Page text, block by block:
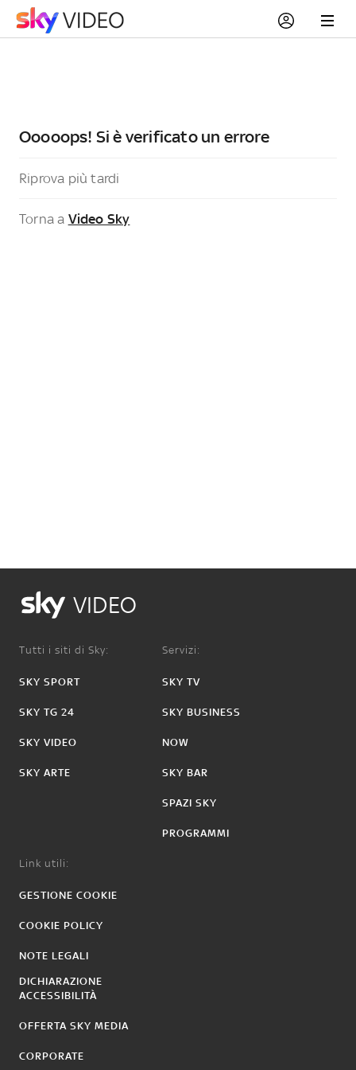
Ooooops! Si è verificato un errore
Riprova più tardi
Torna a Video Sky
VIDEO
Tutti i siti di Sky:
SKY SPORT
SKY TG 24
SKY VIDEO
SKY ARTE
Servizi:
SKY TV
SKY BUSINESS
NOW
SKY BAR
SPAZI SKY
PROGRAMMI
Link utili:
GESTIONE COOKIE
COOKIE POLICY
NOTE LEGALI
DICHIARAZIONE
ACCESSIBILITÀ
OFFERTA SKY MEDIA
CORPORATE